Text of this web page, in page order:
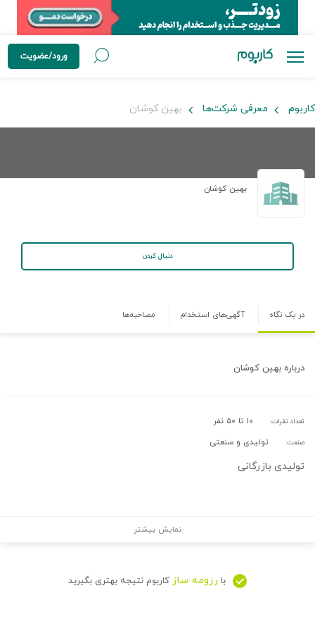
ورود/عضویت
کاربوم معرفی شرکت‌ها بهین کوشان
بهین کوشان
دنبال کردن
در یک نگاه آگهی‌های استخدام مصاحبه‌ها
درباره بهین کوشان
تعداد نفرات: ۱۰ تا ۵۰ نفر
صنعت: تولیدی و صنعتی
تولیدی بازرگانی
نمایش بیشتر
با رزومه ساز کاربوم نتیجه بهتری بگیرید